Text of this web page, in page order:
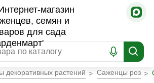
декоративных растений Саженцы роз